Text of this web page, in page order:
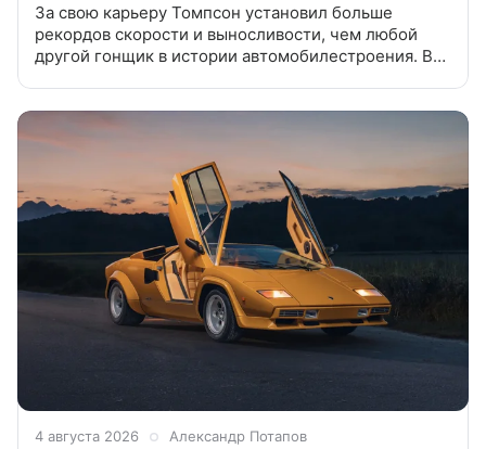
За свою карьеру Томпсон установил больше
рекордов скорости и выносливости, чем любой
другой гонщик в истории автомобилестроения. В
4 августа 2026 Александр Потапов